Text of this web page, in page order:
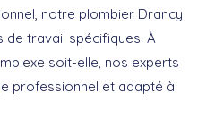
notre plombier Drancy
de travail spécifiques. À
soit-elle, nos experts
professionnel et adapté à